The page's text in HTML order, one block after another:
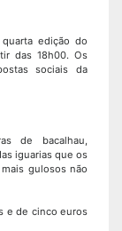
edição do
das 18h00. Os
sociais da
de bacalhau,
iguarias que os
gulosos não
e de cinco euros